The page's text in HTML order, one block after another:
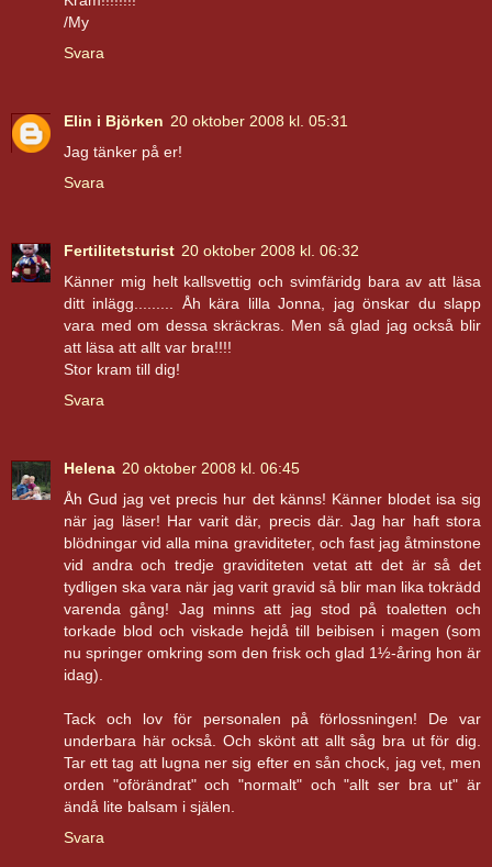
/My
Svara
Elin i Björken 20 oktober 2008 kl. 05:31
Jag tänker på er!
Svara
Fertilitetsturist 20 oktober 2008 kl. 06:32
Känner mig helt kallsvettig och svimfäridg bara av att läsa
ditt inlägg......... Åh kära lilla Jonna, jag önskar du slapp
vara med om dessa skräckras. Men så glad jag också blir
att läsa att allt var bra!!!!
Stor kram till dig!
Svara
Helena 20 oktober 2008 kl. 06:45
Åh Gud jag vet precis hur det känns! Känner blodet isa sig
när jag läser! Har varit där, precis där. Jag har haft stora
blödningar vid alla mina graviditeter, och fast jag åtminstone
vid andra och tredje graviditeten vetat att det är så det
tydligen ska vara när jag varit gravid så blir man lika tokrädd
varenda gång! Jag minns att jag stod på toaletten och
torkade blod och viskade hejdå till beibisen i magen (som
nu springer omkring som den frisk och glad 1½-åring hon är
idag).
Tack och lov för personalen på förlossningen! De var
underbara här också. Och skönt att allt såg bra ut för dig.
Tar ett tag att lugna ner sig efter en sån chock, jag vet, men
orden "oförändrat" och "normalt" och "allt ser bra ut" är
ändå lite balsam i själen.
Svara